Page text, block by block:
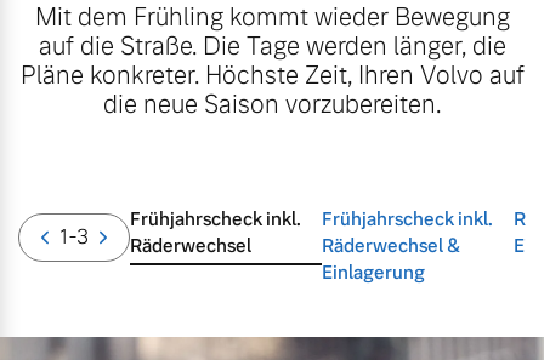
Geschäftskunden
Konnektivität
Angebot anfragen
Aktuelle Zubehörangebote
Aktuelle Serviceangebote
Mit dem Frühling kommt wieder Bewegung
auf die Straße. Die Tage werden länger, die
Pläne konkreter. Höchste Zeit, Ihren Volvo auf
die neue Saison vorzubereiten.
1-3
Frühjahrscheck inkl.
Räderwechsel
Frühjahrscheck inkl.
Räderwechsel &
Einlagerung